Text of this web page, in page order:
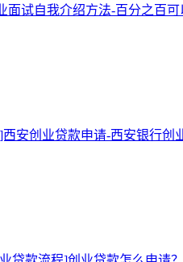
面试自我介绍方法-百分之百
安创业贷款申请-西安银行创